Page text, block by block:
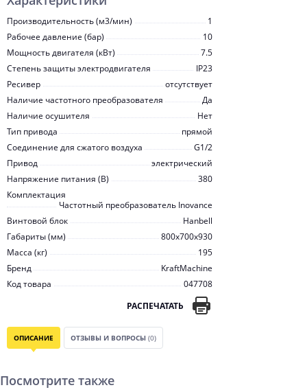
Производительность (м3/мин)
1
Рабочее давление (бар)
10
Мощность двигателя (кВт)
7.5
Степень защиты электродвигателя
IP23
Ресивер
отсутствует
Наличие частотного преобразователя
Да
Наличие осушителя
Нет
Тип привода
прямой
Соединение для сжатого воздуха
G1/2
Привод
электрический
Напряжение питания (В)
380
Комплектация
Частотный преобразователь Inovanсe
Винтовой блок
Hanbell
Габариты (мм)
800x700x930
Масса (кг)
195
Бренд
KraftMachine
Код товара
047708
РАСПЕЧАТАТЬ
ОПИСАНИЕ ОТЗЫВЫ И ВОПРОСЫ (0)
Посмотрите также